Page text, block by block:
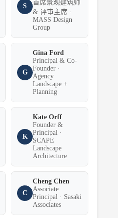
S
首席景观建筑师
& 评审主席 ·
MASS Design
Group
G
Gina Ford
Principal & Co-
Founder ·
Agency
Landscape +
Planning
K
Kate Orff
Founder &
Principal ·
SCAPE
Landscape
Architecture
C
Cheng Chen
Associate
Principal · Sasaki
Associates